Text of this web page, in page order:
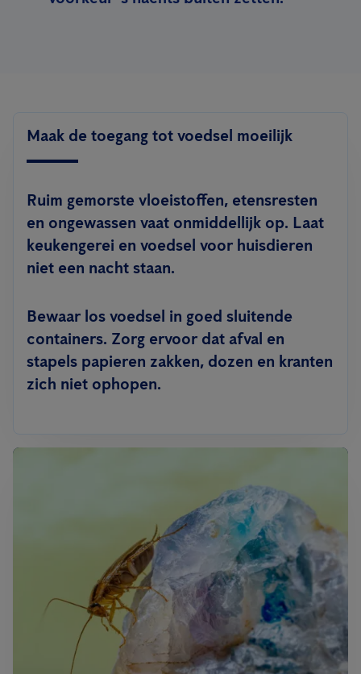
Maak de toegang tot voedsel moeilijk
Ruim gemorste vloeistoffen, etensresten
en ongewassen vaat onmiddellijk op. Laat
keukengerei en voedsel voor huisdieren
niet een nacht staan.
Bewaar los voedsel in goed sluitende
containers. Zorg ervoor dat afval en
stapels papieren zakken, dozen en kranten
zich niet ophopen.